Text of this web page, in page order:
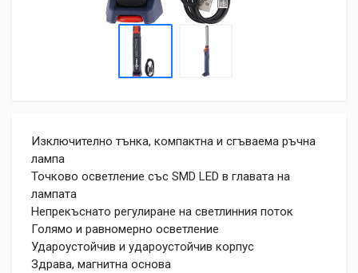
Изключително тънка, компактна и сгъваема ръчна
лампа
Точково осветление със SMD LED в главата на
лампата
Непрекъснато регулиране на светлинния поток
Голямо и равномерно осветление
Удароустойчив и удароустойчив корпус
Здрава, магнитна основа